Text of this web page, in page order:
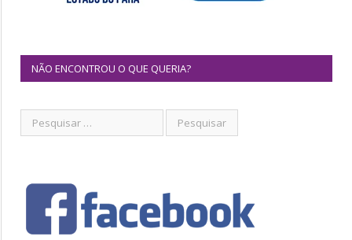
NÃO ENCONTROU O QUE QUERIA?